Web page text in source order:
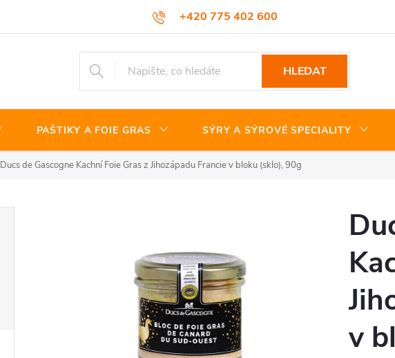
+420 775 402 600
HLEDAT
PAŠTIKY A FOIE GRAS SÝRY A SÝROVÉ SPECIALITY
Ducs de Gascogne Kachní Foie Gras z Jihozápadu Francie v bloku (sklo), 90g
v